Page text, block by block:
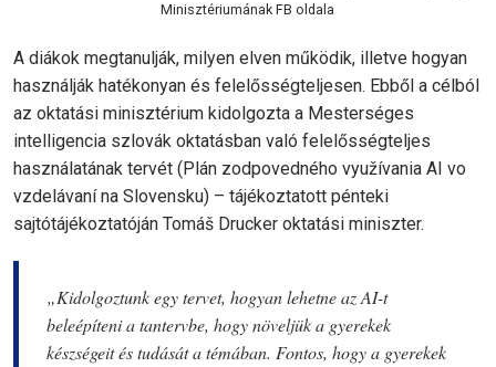
Minisztériumának FB oldala
A diákok megtanulják, milyen elven működik, illetve hogyan
használják hatékonyan és felelősségteljesen. Ebből a célból
az oktatási minisztérium kidolgozta a Mesterséges
intelligencia szlovák oktatásban való felelősségteljes
használatának tervét (Plán zodpovedného využívania AI vo
vzdelávaní na Slovensku) – tájékoztatott pénteki
sajtótájékoztatóján Tomáš Drucker oktatási miniszter.
„Kidolgoztunk egy tervet, hogyan lehetne az AI-t
beleépíteni a tantervbe, hogy növeljük a gyerekek
készségeit és tudását a témában. Fontos, hogy a gyerekek